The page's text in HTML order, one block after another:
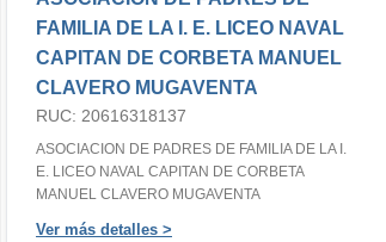
FAMILIA DE LA I. E. LICEO NAVAL
CAPITAN DE CORBETA MANUEL
CLAVERO MUGAVENTA
RUC: 20616318137
ASOCIACION DE PADRES DE FAMILIA DE LA I.
E. LICEO NAVAL CAPITAN DE CORBETA
MANUEL CLAVERO MUGAVENTA
Ver más detalles >